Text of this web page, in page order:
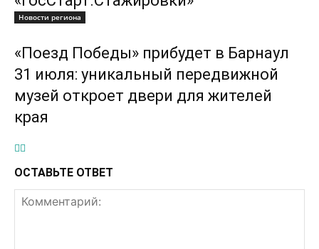
Новости региона
«Поезд Победы» прибудет в Барнаул
31 июля: уникальный передвижной
музей откроет двери для жителей
края
ОСТАВЬТЕ ОТВЕТ